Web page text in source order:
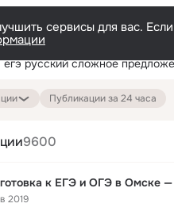
сервисы для вас.
Публикации за 24 часа
9600
к ЕГЭ и ОГЭ в Омске —
2019